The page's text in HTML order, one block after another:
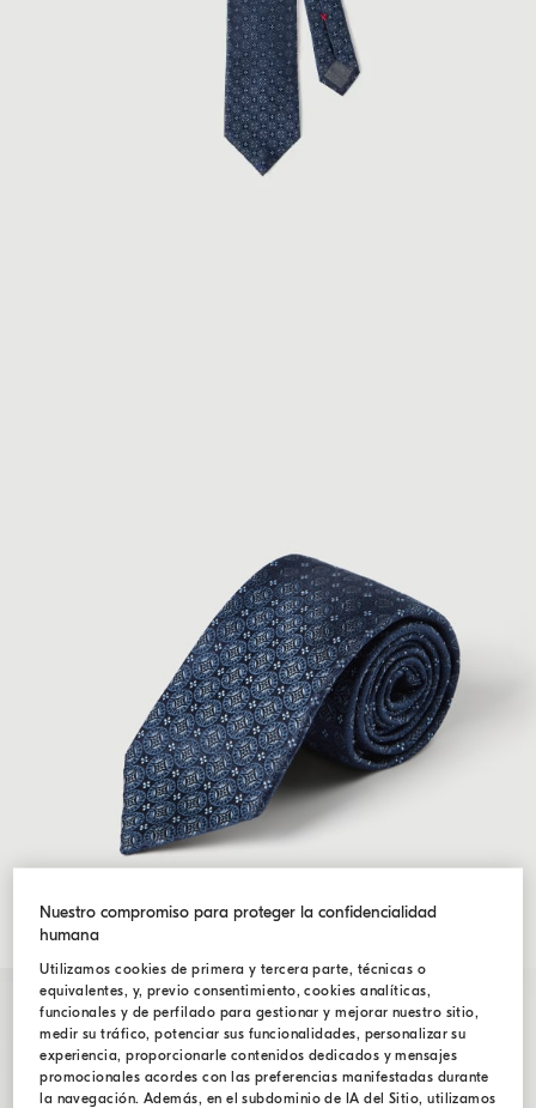
Nuestro compromiso para proteger la confidencialidad
humana
Utilizamos cookies de primera y tercera parte, técnicas o
equivalentes, y, previo consentimiento, cookies analíticas,
funcionales y de perfilado para gestionar y mejorar nuestro sitio,
medir su tráfico, potenciar sus funcionalidades, personalizar su
experiencia, proporcionarle contenidos dedicados y mensajes
promocionales acordes con las preferencias manifestadas durante
la navegación. Además, en el subdominio de IA del Sitio, utilizamos